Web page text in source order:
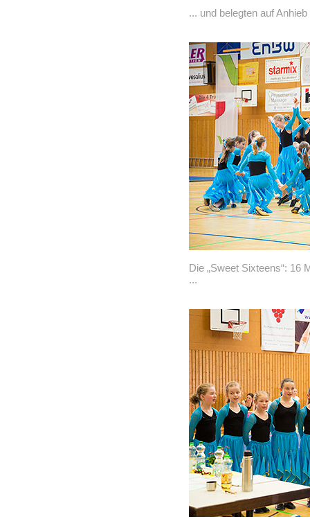
... und belegten auf
Die „Sweet Sixteens“: 16
...